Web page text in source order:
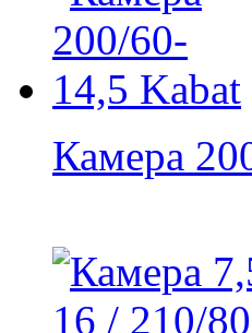
Камера